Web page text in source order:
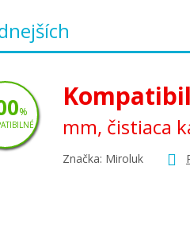
mm, čistiaca
Značka: Miroluk
%